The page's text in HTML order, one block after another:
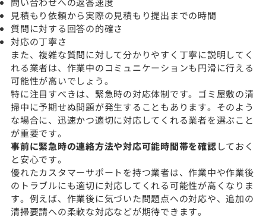
見積もり依頼から実際の見積もり提出までの時間
質問に対する回答の的確さ
対応の丁寧さ
また、複雑な質問に対して分かりやすく丁寧に説明してく
れる業者は、作業中のコミュニケーションも円滑に行える
可能性が高いでしょう。
特に注目すべきは、緊急時の対応体制です。ゴミ屋敷の清
掃中に予期せぬ問題が発生することもあります。そのよう
な場合に、迅速かつ適切に対応してくれる業者を選ぶこと
が重要です。
事前に緊急時の連絡方法や対応可能時間帯を確認しておく
と安心です。
優れたカスタマーサポートを持つ業者は、作業中や作業後
のトラブルにも適切に対応してくれる可能性が高くなりま
す。例えば、作業後に気づいた問題点への対応や、追加の
清掃要請への柔軟な対応などが期待できます。